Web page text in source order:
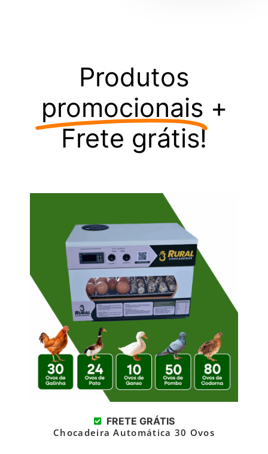
Produtos
promocionais +
Frete grátis!
FRETE GRÁTIS
Chocadeira Automática 30 Ovos